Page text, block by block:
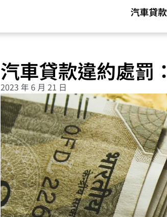
汽車貸款
汽車貸款違約處罰
2023 年 6 月 21 日